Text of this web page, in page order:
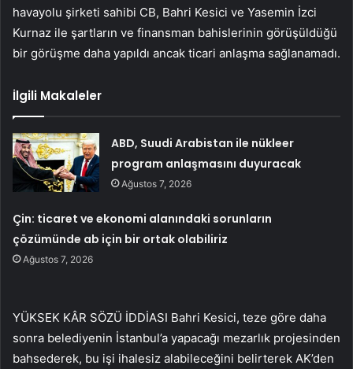
havayolu şirketi sahibi CB, Bahri Kesici ve Yasemin İzci
Kurnaz ile şartların ve finansman bahislerinin görüşüldüğü
bir görüşme daha yapıldı ancak ticari anlaşma sağlanamadı.
İlgili Makaleler
ABD, Suudi Arabistan ile nükleer
program anlaşmasını duyuracak
Ağustos 7, 2026
Çin: ticaret ve ekonomi alanındaki sorunların
çözümünde ab için bir ortak olabiliriz
Ağustos 7, 2026
YÜKSEK KÂR SÖZÜ İDDİASI Bahri Kesici, teze göre daha
sonra belediyenin İstanbul’a yapacağı mezarlık projesinden
bahsederek, bu işi ihalesiz alabileceğini belirterek AK’den